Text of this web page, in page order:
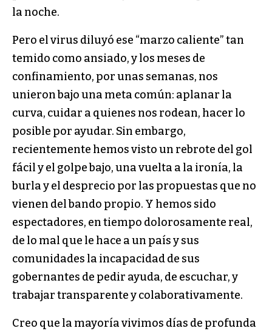
la noche.
Pero el virus diluyó ese “marzo caliente” tan
temido como ansiado, y los meses de
confinamiento, por unas semanas, nos
unieron bajo una meta común: aplanar la
curva, cuidar a quienes nos rodean, hacer lo
posible por ayudar. Sin embargo,
recientemente hemos visto un rebrote del gol
fácil y el golpe bajo, una vuelta a la ironía, la
burla y el desprecio por las propuestas que no
vienen del bando propio. Y hemos sido
espectadores, en tiempo dolorosamente real,
de lo mal que le hace a un país y sus
comunidades la incapacidad de sus
gobernantes de pedir ayuda, de escuchar, y
trabajar transparente y colaborativamente.
Creo que la mayoría vivimos días de profunda